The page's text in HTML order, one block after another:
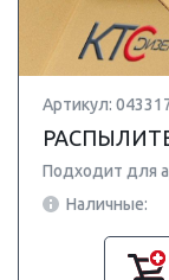
Артикул:
Подходит для
Наличные: